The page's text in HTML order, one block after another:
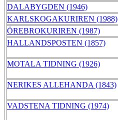
DALABYGDEN (1946)
KARLSKOGAKURIREN (1988)
ÖREBROKURIREN (1987)
HALLANDSPOSTEN (1857)
MOTALA TIDNING (1926)
NERIKES ALLEHANDA (1843)
VADSTENA TIDNING (1974)